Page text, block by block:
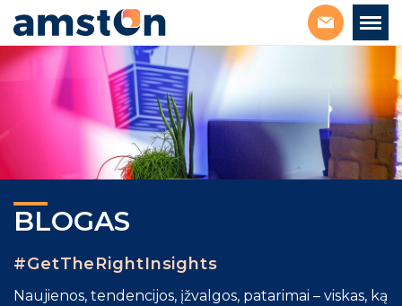
BLOGAS
#GetTheRightInsights
Naujienos, tendencijos, įžvalgos, patarimai – viskas, ką